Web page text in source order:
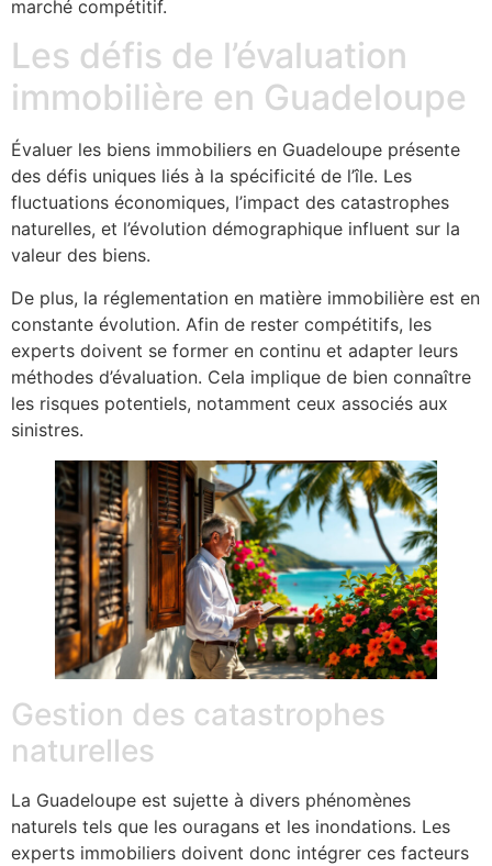
marché compétitif.
Les défis de l’évaluation
immobilière en Guadeloupe
Évaluer les biens immobiliers en Guadeloupe présente
des défis uniques liés à la spécificité de l’île. Les
fluctuations économiques, l’impact des catastrophes
naturelles, et l’évolution démographique influent sur la
valeur des biens.
De plus, la réglementation en matière immobilière est en
constante évolution. Afin de rester compétitifs, les
experts doivent se former en continu et adapter leurs
méthodes d’évaluation. Cela implique de bien connaître
les risques potentiels, notamment ceux associés aux
sinistres.
Gestion des catastrophes
naturelles
La Guadeloupe est sujette à divers phénomènes
naturels tels que les ouragans et les inondations. Les
experts immobiliers doivent donc intégrer ces facteurs